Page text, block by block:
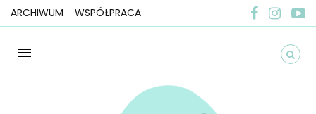
ARCHIWUM WSPÓŁPRACA